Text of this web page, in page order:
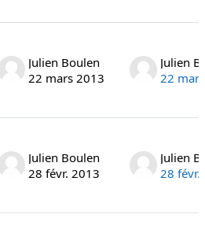
Julien Boulen
22 mars 2013
Julien
22
Julien Boulen
28 févr. 2013
Julien
28 févr.